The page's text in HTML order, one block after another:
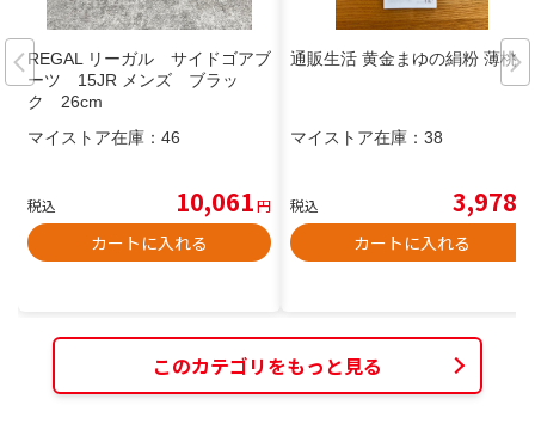
REGAL リーガル サイドゴアブ
ーツ 15JR メンズ ブラッ
ク 26cm
マイストア在庫： 46
税込 10,061円
カートに入れる
通販生活 黄金まゆの絹粉 薄桃
マイストア在庫： 38
税込 3,978
カートに入れる
このカテゴリをもっと見る